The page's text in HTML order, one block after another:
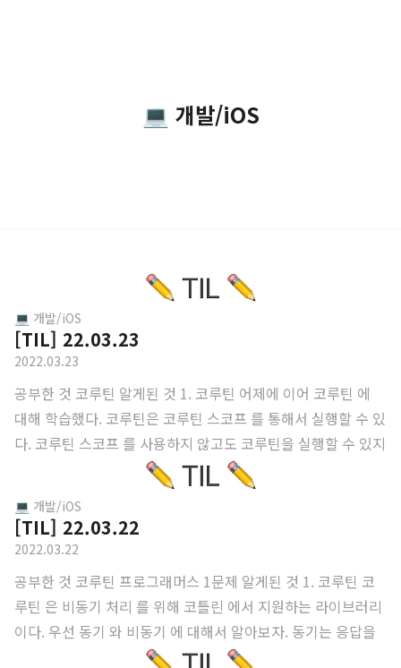
💻 개발/iOS
💻 개발/iOS
[TIL] 22.03.23
2022.03.23
공부한 것 코루틴 알게된 것 1. 코루틴 어제에 이어 코루틴 에
대해 학습했다. 코루틴은 코루틴 스코프 를 통해서 실행할 수 있
다. 코루틴 스코프 를 사용하지 않고도 코루틴을 실행할 수 있지
만 이런 경우에 작업이 종료된 코루틴에 대해 별도의 처리를 해
줘야 한다. Coroutine Scope Coroutine Scope 는 코루틴의
범위를 정의하는 인터페이스 이다. 말 그대로 코루틴이 실행되
는 범위를 지정한다. 모든 코루틴은 Scope 내에서 실행되어야
소 하여 메모리 릭 을 방지한다. Global Scope 와 Coroutine
Scope 가 존재한다. 1. Global Scope : 앱의 생명주기와 함께
동작하기에 별도의 생명 주기 관리가 ..
💻 개발/iOS
[TIL] 22.03.22
2022.03.22
공부한 것 코루틴 프로그래머스 1문제 알게된 것 1. 코루틴 코
루틴 은 비동기 처리 를 위해 코틀린 에서 지원하는 라이브러리
이다. 우선 동기 와 비동기 에 대해서 알아보자. 동기는 응답을
요청했을 때 반환 값을 얻기 전까지 대기하는 것을 뜻하고, 비동